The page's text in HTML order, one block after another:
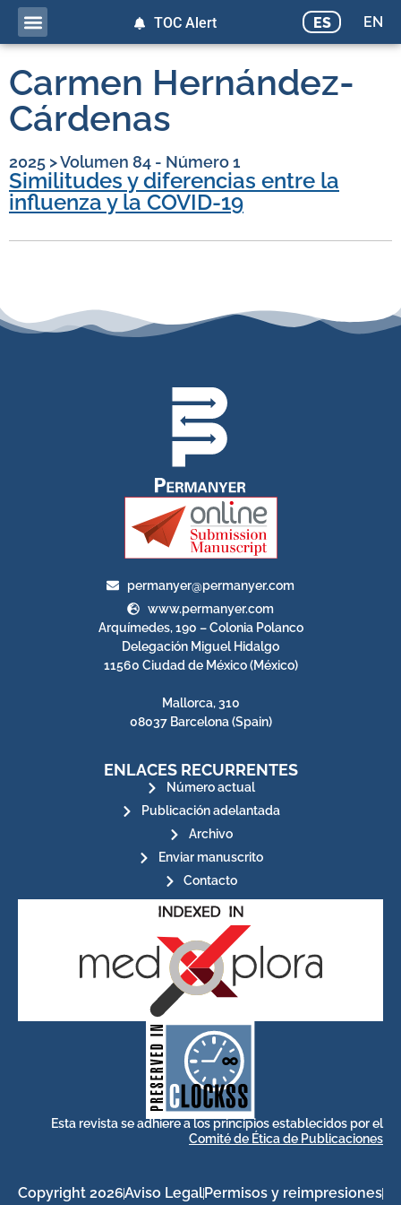
ES EN
TOC Alert
Carmen Hernández-
Cárdenas
2025 >Volumen 84 - Número 1
Similitudes y diferencias entre la
influenza y la COVID-19
permanyer@permanyer.com
www.permanyer.com
Arquímedes, 190 – Colonia Polanco
Delegación Miguel Hidalgo
11560 Ciudad de México (México)
Mallorca, 310
08037 Barcelona (Spain)
ENLACES RECURRENTES
Número actual
Publicación adelantada
Archivo
Enviar manuscrito
Contacto
CLOCKSS is a dak archive that
ensures the long-term survival
of web-based scholary
publications, governed by and
for its stakeholders.
Esta revista se adhiere a los principios establecidos por el
Comité de Ética de Publicaciones
Copyright 2026Aviso Legal Permisos y reimpresiones